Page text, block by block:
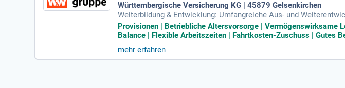
Württembergische Versicherung KG | 45879 Gelsenkirchen
Weiterbildung & Entwicklung: Umfangreiche Aus- und
neralagent; Persönliche Unterstützung durch unsere Spezialisten
Provisionen | Betriebliche Altersvorsorge | Vermögenswirksame
Balance | Flexible Arbeitszeiten | Fahrtkosten-Zuschuss | Gutes
mehr erfahren